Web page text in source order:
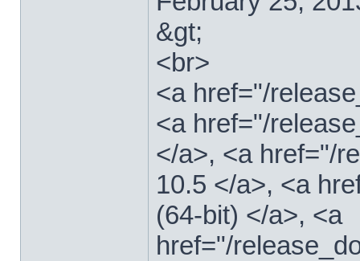
&gt;
<br>
<a href="/
<a href="/
</a>, <a href="/
10.5 </a>, <a
(64-bit) </a>, <a
href="/